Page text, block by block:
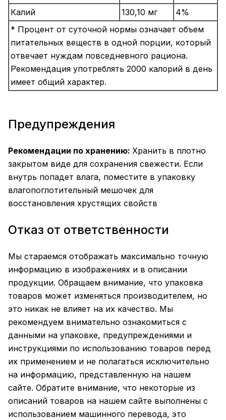
Калий
130,10 мг
4%
* Процент от суточной нормы означает объем
питательных веществ в одной порции, который
отвечает нуждам повседневного рациона.
Рекомендация употреблять 2000 калорий в день
имеет общий характер.
Предупреждения
Рекомендации по хранению: Хранить в плотно
закрытом виде для сохранения свежести. Если
внутрь попадет влага, поместите в упаковку
влагопоглотительный мешочек для
восстановления хрустящих свойств
Отказ от ответственности
Мы стараемся отображать максимально точную
информацию в изображениях и в описании
продукции. Обращаем внимание, что упаковка
товаров может изменяться производителем, но
это никак не влияет на их качество. Мы
рекомендуем внимательно ознакомиться с
данными на упаковке, предупреждениями и
инструкциями по использованию товаров перед
их применением и не полагаться исключительно
на информацию, представленную на нашем
сайте. Обратите внимание, что некоторые из
описаний товаров на нашем сайте выполнены с
использованием машинного перевода, это